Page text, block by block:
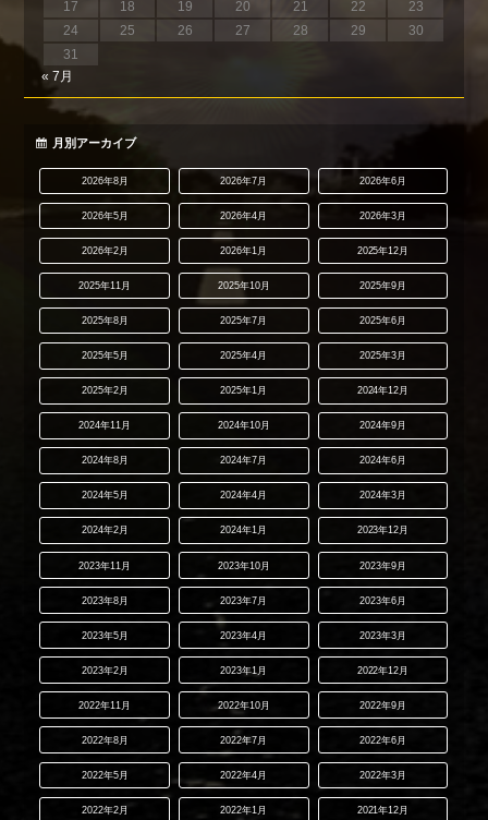
17
18 19 20 21 22
23
24
25 26 27 28 29
30
31
« 7月
月別アーカイブ
2026年8月 2026年7月 2026年6月
2026年5月 2026年4月 2026年3月
2026年2月 2026年1月 2025年12月
2025年11月 2025年10月 2025年9月
2025年8月 2025年7月 2025年6月
2025年5月 2025年4月 2025年3月
2025年2月 2025年1月 2024年12月
2024年11月 2024年10月 2024年9月
2024年8月 2024年7月 2024年6月
2024年5月 2024年4月 2024年3月
2024年2月 2024年1月 2023年12月
2023年11月 2023年10月 2023年9月
2023年8月 2023年7月 2023年6月
2023年5月 2023年4月 2023年3月
2023年2月 2023年1月 2022年12月
2022年11月 2022年10月 2022年9月
2022年8月 2022年7月 2022年6月
2022年5月 2022年4月 2022年3月
2022年2月 2022年1月 2021年12月